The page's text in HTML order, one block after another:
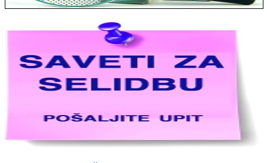
Milica iz Novog Beograda: Zahvaljujuću vašoj firmi. Istog dana